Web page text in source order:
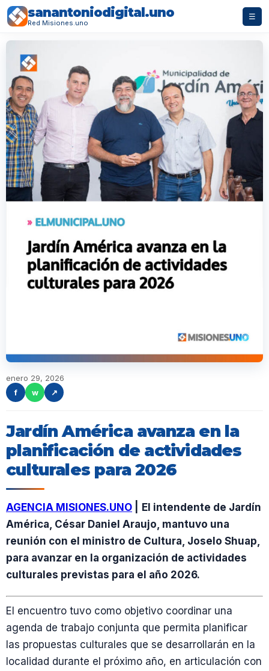
sanantoniodigital.uno
Red Misiones.uno
☰
enero 29, 2026
f
w ↗
Jardín América avanza en la
planificación de actividades
culturales para 2026
AGENCIA MISIONES.UNO
El intendente de Jardín
América, César Daniel Araujo, mantuvo una
reunión con el ministro de Cultura, Joselo Shuap,
para avanzar en la organización de actividades
culturales previstas para el año 2026.
El encuentro tuvo como objetivo coordinar una
agenda de trabajo conjunta que permita planificar
las propuestas culturales que se desarrollarán en la
localidad durante el próximo año, en articulación con